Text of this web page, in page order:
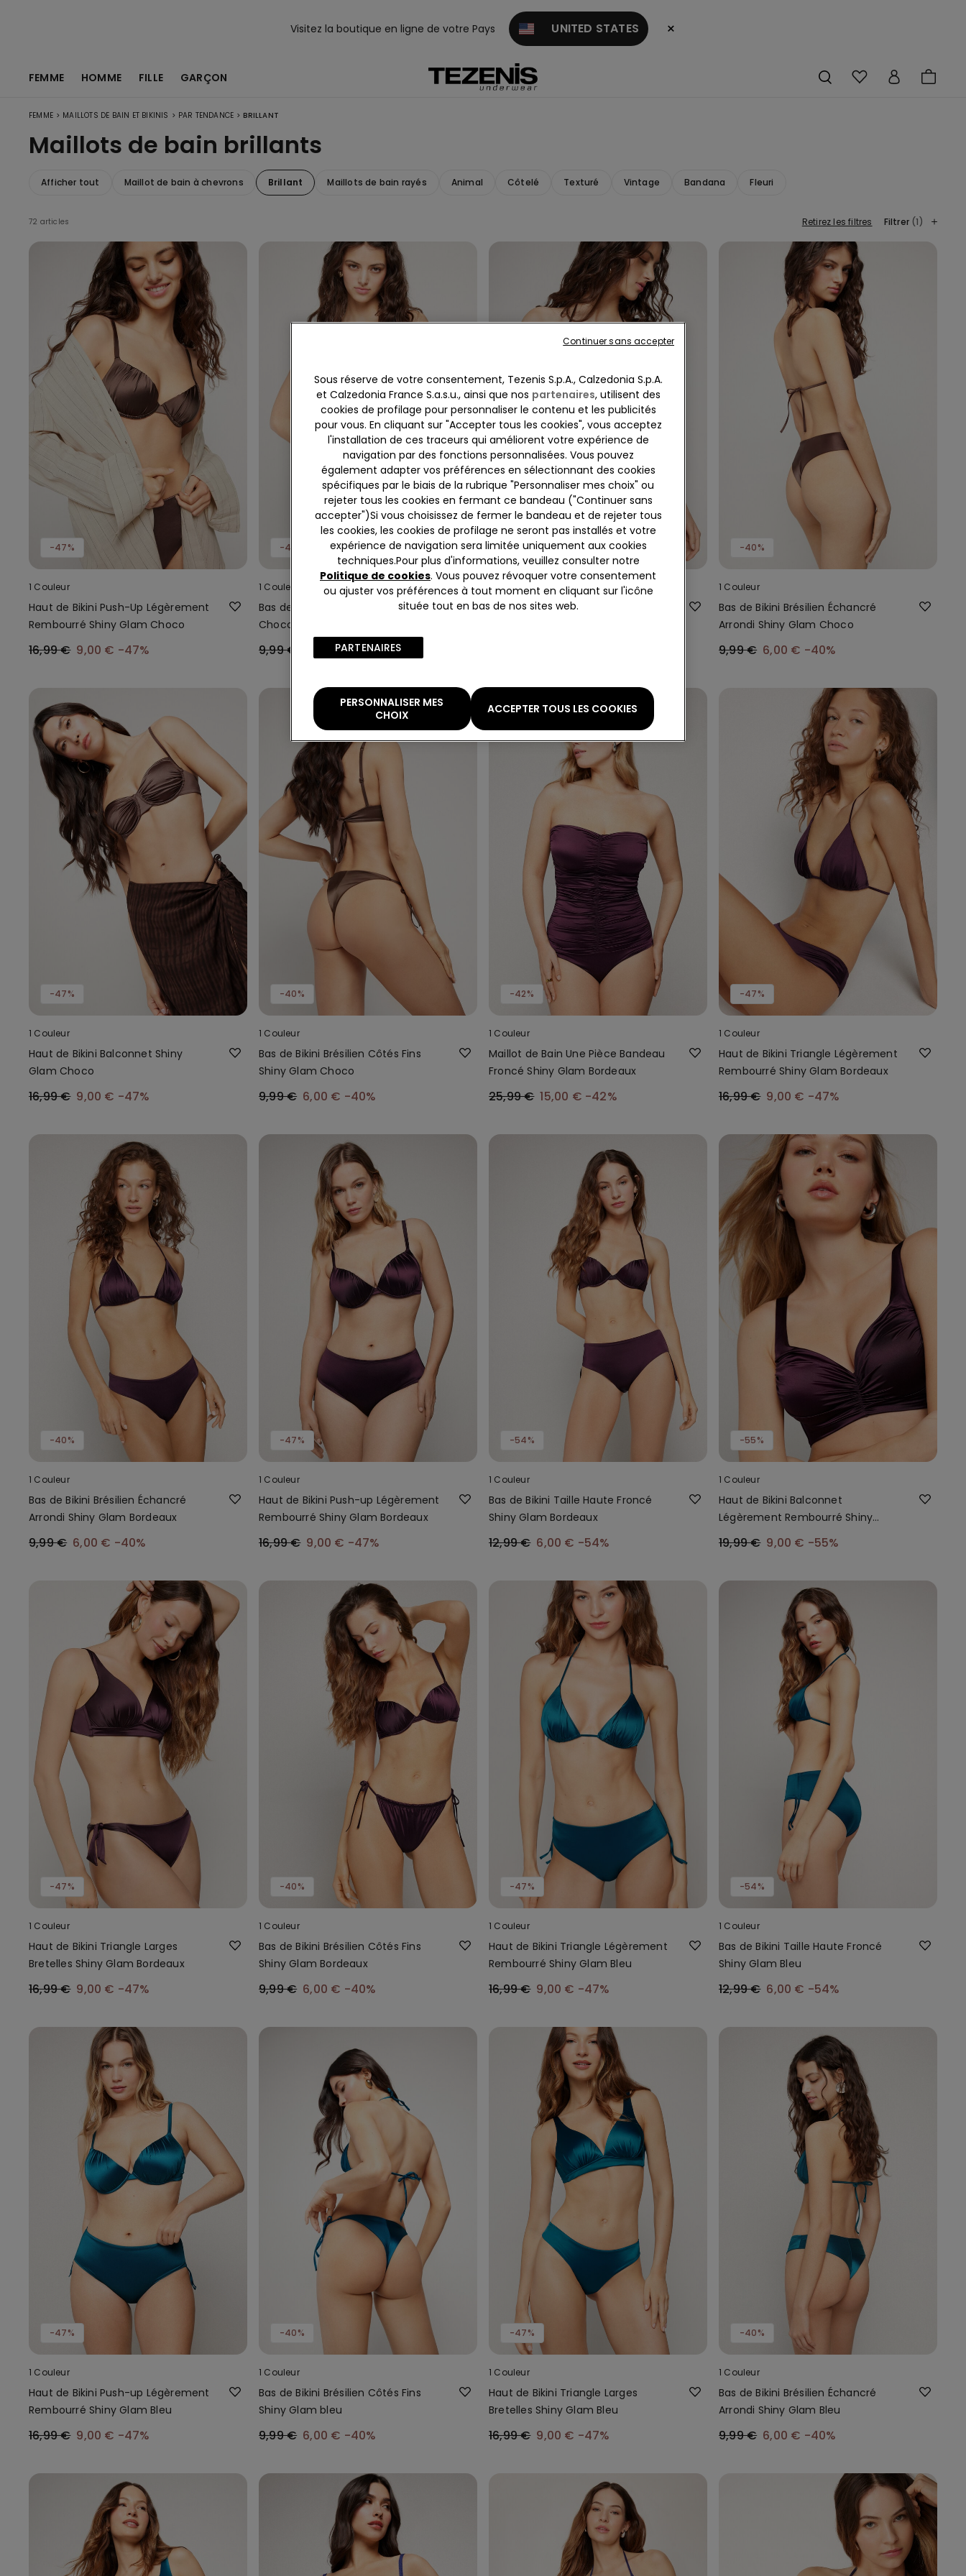
Visitez la boutique en ligne de votre Pays UNITED STATES ×
FEMME HOMME FILLE GARÇON
FEMME > MAILLOTS DE BAIN ET BIKINIS > PAR TENDANCE > BRILLANT
Maillots de bain brillants
Afficher tout Maillot de bain à chevrons Brillant Maillots de bain rayés Animal Côtelé Texturé Vintage Bandana Fleuri
72 articles Retirez les filtres Filtrer (1)
-47%
1 Couleur
Haut de Bikini Push-Up Légèrement
Rembourré Shiny Glam Choco
16,99 € 9,00 € -47%
-40%
1 Couleur
Bas de Bikini Classique Shiny Glam
Choco
9,99 € 6,00 €-40%
-47%
1 Couleur
Haut de Bikini Triangle Légèrement
-40%
1 Couleur
Bas de Bikini Brésilien Échancré
Arrondi Shiny Glam Choco
9,99 € 6,00 € -40%
-47%
1 Couleur
Haut de Bikini Balconnet Shiny
Glam Choco
16,99 € 9,00 € -47%
-40%
1 Couleur
Bas de Bikini Brésilien Côtés Fins
Shiny Glam Choco
9,99 € 6,00 € -40%
-42%
1 Couleur
Maillot de Bain Une Pièce Bandeau
Froncé Shiny Glam Bordeaux
25,99 € 15,00 € -42%
-47%
1 Couleur
Haut de Bikini Triangle Légèrement
Rembourré Shiny Glam Bordeaux
16,99 € 9,00 € -47%
-40%
1 Couleur
Bas de Bikini Brésilien Échancré
Arrondi Shiny Glam Bordeaux
9,99 € 6,00 € -40%
-47%
1 Couleur
Haut de Bikini Push-up Légèrement
Rembourré Shiny Glam Bordeaux
16,99 € 9,00 € -47%
-54%
1 Couleur
Bas de Bikini Taille Haute Froncé
Shiny Glam Bordeaux
12,99 € 6,00 € -54%
-55%
1 Couleur
Haut de Bikini Balconnet
Légèrement Rembourré Shiny
19,99 € 9,00 € -55%
-47%
1 Couleur
Haut de Bikini Triangle Larges
Bretelles Shiny Glam Bordeaux
16,99 € 9,00 € -47%
-40%
1 Couleur
Bas de Bikini Brésilien Côtés Fins
Shiny Glam Bordeaux
9,99 € 6,00 € -40%
-47%
1 Couleur
Haut de Bikini Triangle Légèrement
Rembourré Shiny Glam Bleu
16,99 € 9,00 € -47%
-54%
1 Couleur
Bas de Bikini Taille Haute Froncé
Shiny Glam Bleu
12,99 € 6,00 € -54%
-47%
1 Couleur
Haut de Bikini Push-up Légèrement
Rembourré Shiny Glam Bleu
16,99 € 9,00 € -47%
-40%
1 Couleur
Bas de Bikini Brésilien Côtés Fins
Shiny Glam bleu
9,99 € 6,00 € -40%
-47%
1 Couleur
Haut de Bikini Triangle Larges
Bretelles Shiny Glam Bleu
16,99 € 9,00 € -47%
-40%
1 Couleur
Bas de Bikini Brésilien Échancré
Arrondi Shiny Glam Bleu
9,99 € 6,00 € -40%
Sous réserve de votre consentement, Tezenis S.p.A., Calzedonia S.p.A.
et Calzedonia France S.a.s.u., ainsi que nos partenaires, utilisent des
cookies de profilage pour personnaliser le contenu et les publicités
pour vous. En cliquant sur "Accepter tous les cookies", vous acceptez
l'installation de ces traceurs qui améliorent votre expérience de
navigation par des fonctions personnalisées. Vous pouvez
également adapter vos préférences en sélectionnant des cookies
spécifiques par le biais de la rubrique "Personnaliser mes choix" ou
rejeter tous les cookies en fermant ce bandeau ("Continuer sans
accepter")​Si vous choisissez de fermer le bandeau et de rejeter tous
les cookies, les cookies de profilage ne seront pas installés et votre
expérience de navigation sera limitée uniquement aux cookies
techniques.​Pour plus d'informations, veuillez consulter notre
Politique de cookies. Vous pouvez révoquer votre consentement
ou ajuster vos préférences à tout moment en cliquant sur l'icône
située tout en bas de nos sites web.
PARTENAIRES​
PERSONNALISER MES
CHOIX
ACCEPTER TOUS LES COOKIES
Continuer sans accepter